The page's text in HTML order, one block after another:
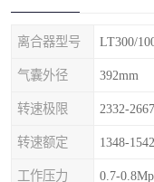
离合器型号 LT300/
气囊外径 392mm
转速极限 2332-2667
转速额定 1348-1542
工作压力 0.7-